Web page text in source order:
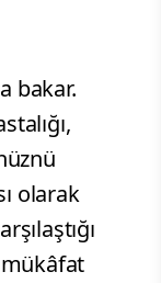
bakar.
olarak